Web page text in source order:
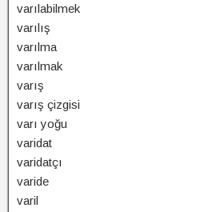
varılabilmek
varılış
varılma
varılmak
varış
varış çizgisi
varı yoğu
varidat
varidatçı
varide
varil